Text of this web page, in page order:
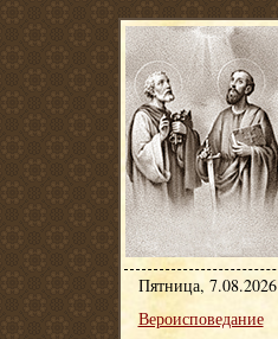
Пятница, 7.08.2026
Вероисповедание